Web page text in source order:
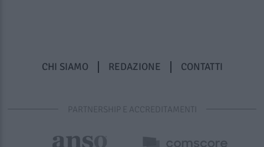
CHI SIAMO REDAZIONE CONTATTI
PARTNERSHIP E ACCREDITAMENTI